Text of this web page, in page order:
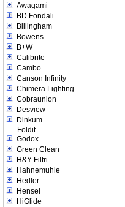
Awagami
BD Fondali
Billingham
Bowens
B+W
Calibrite
Cambo
Canson Infinity
Chimera Lighting
Cobraunion
Desview
Dinkum
Foldit
Godox
Green Clean
H&Y Filtri
Hahnemuhle
Hedler
Hensel
HiGlide